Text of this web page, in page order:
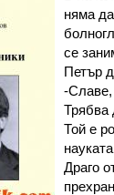
няма
се
Петър
-Славе,
Трябва
Той е
Драго